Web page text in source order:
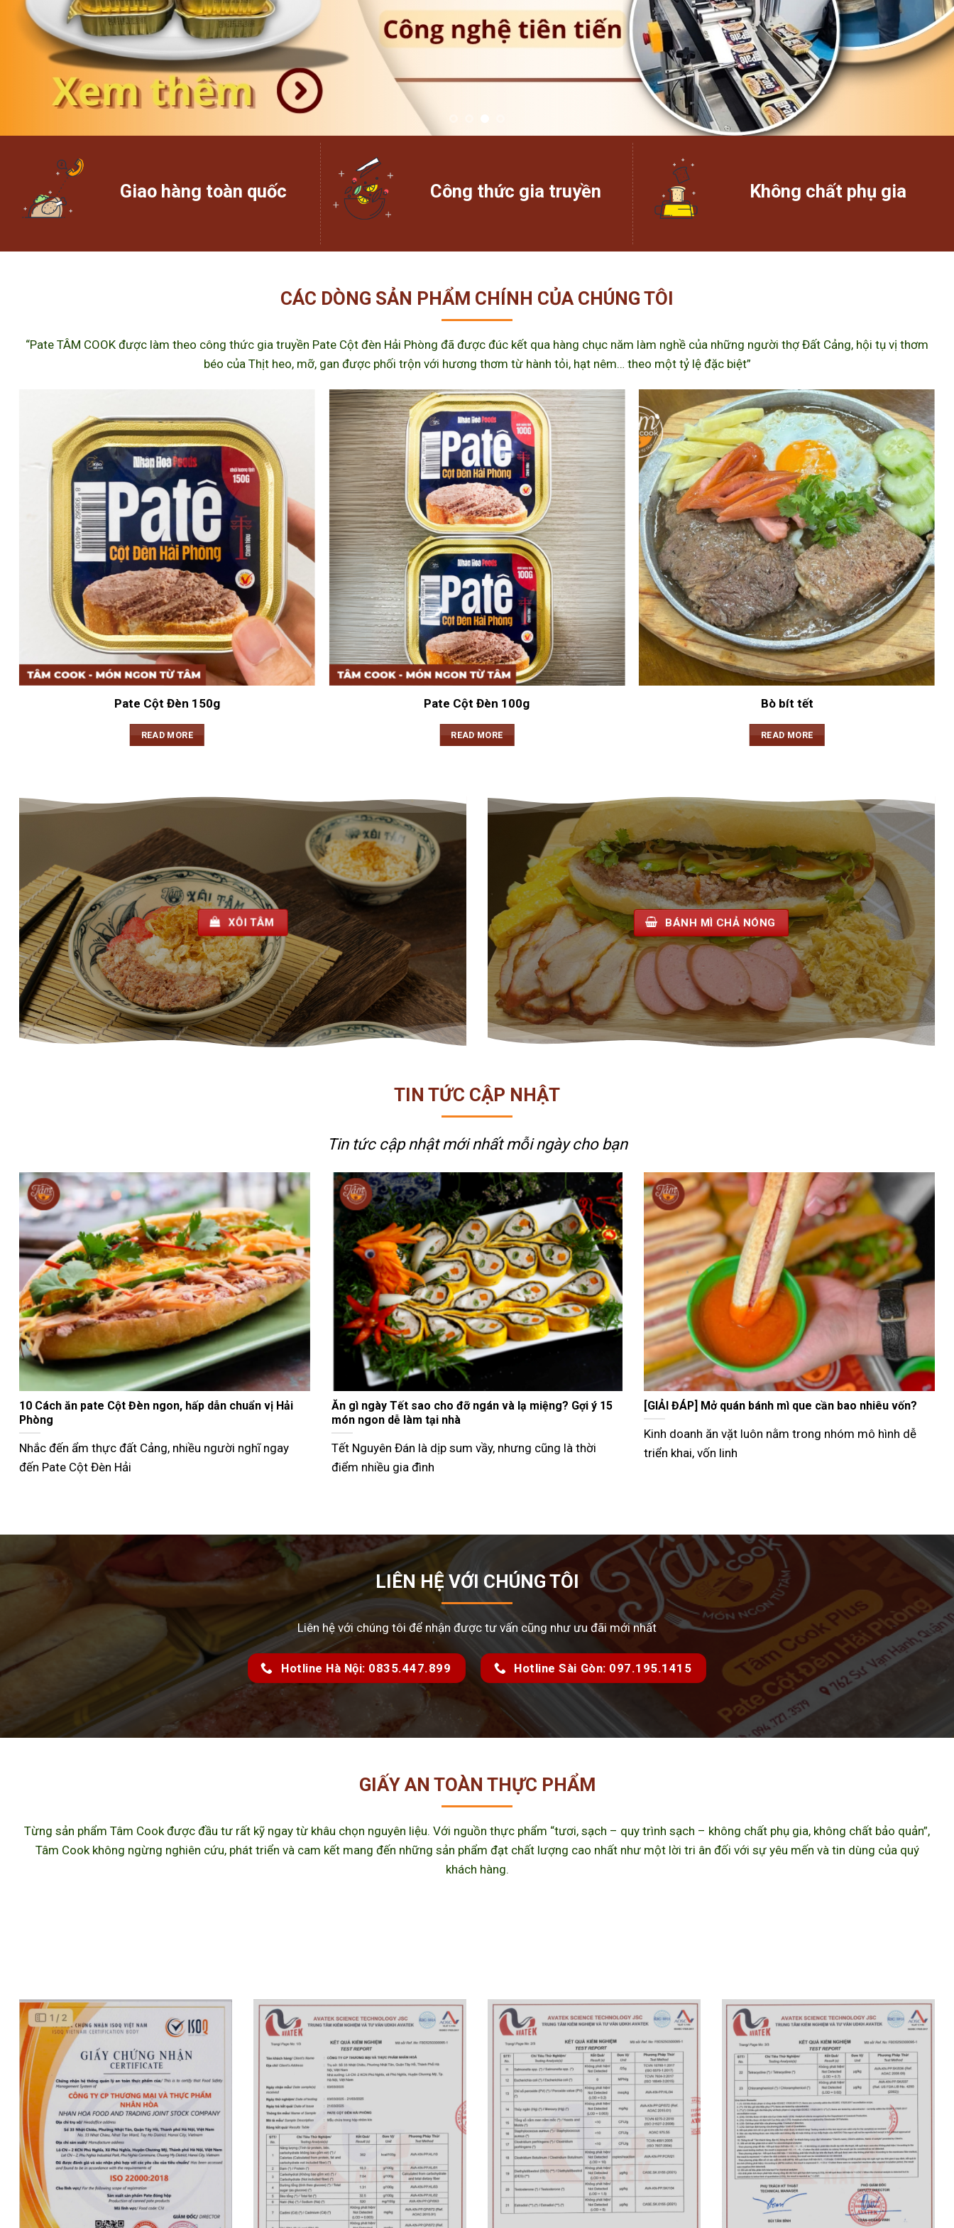
Giao hàng toàn quốc Công thức gia truyền Không chất phụ gia
CÁC DÒNG SẢN PHẨM CHÍNH CỦA CHÚNG TÔI
“Pate TÂM COOK được làm theo công thức gia truyền Pate Cột đèn Hải Phòng đã được đúc kết qua hàng chục năm làm nghề của những người thợ Đất Cảng, hội tụ vị thơm
béo của Thịt heo, mỡ, gan được phối trộn với hương thơm từ hành tỏi, hạt nêm… theo một tỷ lệ đặc biệt”
Pate Cột Đèn 150g
READ MORE
Pate Cột Đèn 100g
READ MORE
Bò bít tết
READ MORE
XÔI TÂM
BÁNH MÌ CHẢ NÓNG
TIN TỨC CẬP NHẬT
Tin tức cập nhật mới nhấtmỗi ngày cho bạn
Nướng bánh mì que bằng nồi chiên không dầu giòn
ngon như ngoài tiệm
Không phải ai cũng biết cách nướng bánh mì que bằng
nồi chiên không dầu
Gợi ý các món đãi khách ngày Tết đầy đủ 3 miền
Tết Nguyên Đán không chỉ là dịp đoàn viên mà còn là
thời điểm các
Tư vấn bán bánh mì que vỉa hè từ A–Z hiệu quả nhất
Hiện nay, nhiều người lựa chọn mô hình bán bánh mì
que vỉa hè như
LIÊN HỆ VỚI CHÚNG TÔI
Liên hệ với chúng tôi để nhận được tư vấn cũng như ưu đãi mới nhất
Hotline Hà Nội: 0835.447.899 Hotline Sài Gòn: 097.195.1415
GIẤY AN TOÀN THỰC PHẨM
Từng sản phẩm Tâm Cook được đầu tư rất kỹ ngay từ khâu chọn nguyên liệu. Với nguồn thực phẩm “tươi, sạch – quy trình sạch – không chất phụ gia, không chất bảo quản”,
Tâm Cook không ngừng nghiên cứu, phát triển và cam kết mang đến những sản phẩm đạt chất lượng cao nhất như một lời tri ân đối với sự yêu mến và tin dùng của quý
khách hàng.